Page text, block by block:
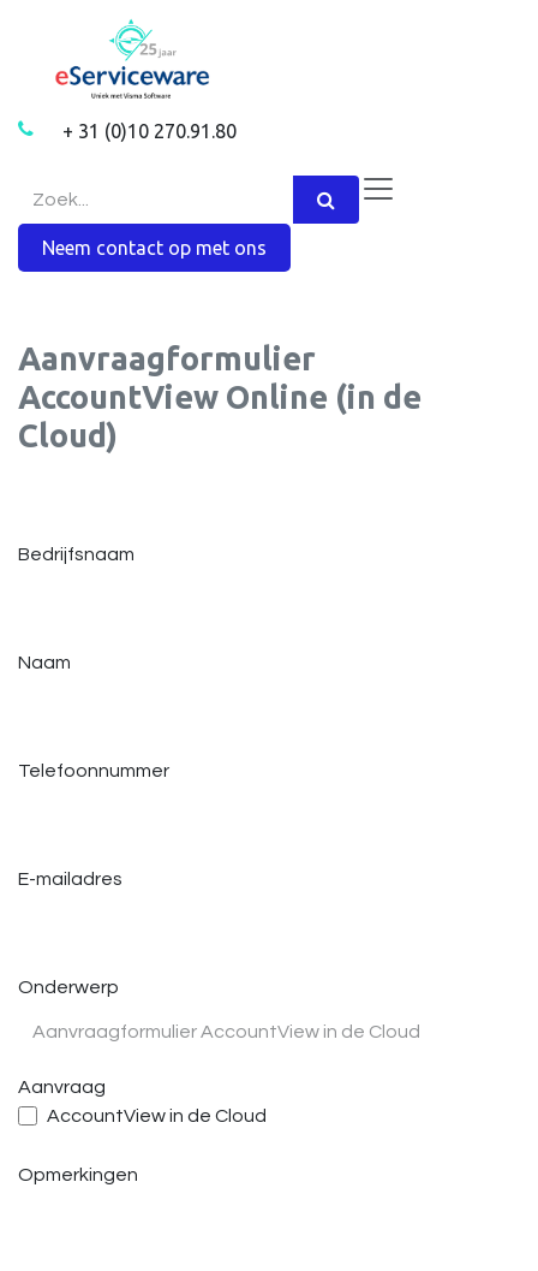
+ 31 (0)10 270.91.80
Neem contact op met ons
Aanvraagformulier
AccountView Online (in de
Cloud)
Bedrijfsnaam
Naam
Telefoonnummer
E-mailadres
Onderwerp
Aanvraag
AccountView in de Cloud
Opmerkingen